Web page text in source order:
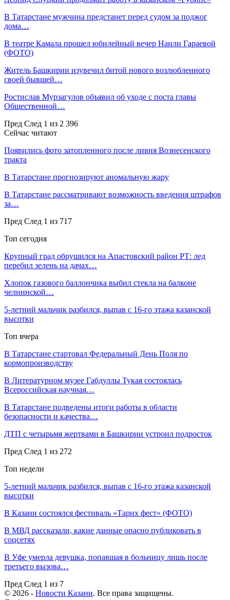
В Татарстане мужчина предстанет перед судом за поджог
дома…
В театре Камала прошел юбилейный вечер Наили Гараевой
(ФОТО)
Житель Башкирии изувечил битой нового возлюбленного
своей бывшей…
Ростислав Мурзагулов объявил об уходе с поста главы
Общественной…
Пред След 1 из 2 396
Сейчас читают
Появились фото затопленного после ливня Вознесенского
тракта
В Татарстане прогнозируют аномальную жару
В Татарстане рассматривают возможность введения штрафов
за…
Пред След 1 из 717
Топ сегодня
Крупный град обрушился на Апастовский район РТ: лед
перебил зелень на дачах…
Хлопок газового баллончика выбил стекла на балконе
челнинской…
5-летний мальчик разбился, выпав с 16-го этажа казанской
высотки
Топ вчера
В Татарстане стартовал Федеральный День Поля по
кормопроизводству
В Литературном музее Габдуллы Тукая состоялась
Всероссийская научная…
В Татарстане подведены итоги работы в области
безопасности и качества…
ДТП с четырьмя жертвами в Башкирии устроил подросток
Пред След 1 из 272
Топ недели
5-летний мальчик разбился, выпав с 16-го этажа казанской
высотки
В Казани состоялся фестиваль «Тарих фест» (ФОТО)
В МВД рассказали, какие данные опасно публиковать в
соцсетях
В Уфе умерла девушка, попавшая в больницу лишь после
третьего вызова…
Пред След 1 из 7
© 2026 - Новости Казани. Все права защищены.